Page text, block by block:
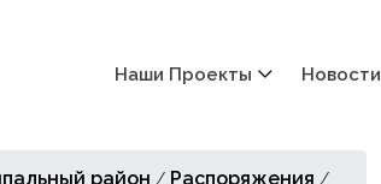
Наши Проекты Новости
район / Распоряжения /